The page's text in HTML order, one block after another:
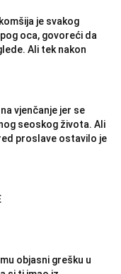
je svakog
oca, govoreći da
Ali tek nakon
vjenčanje jer se
seoskog života. Ali
proslave ostavilo je
objasni grešku u